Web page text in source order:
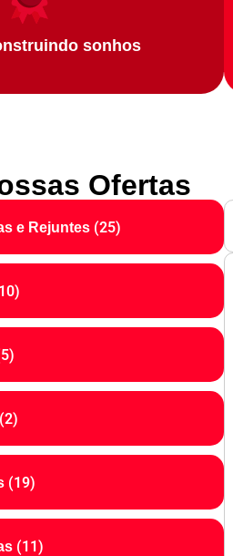
sonhos
Ofertas
e Rejuntes (25)
(2)
(19)
(11)